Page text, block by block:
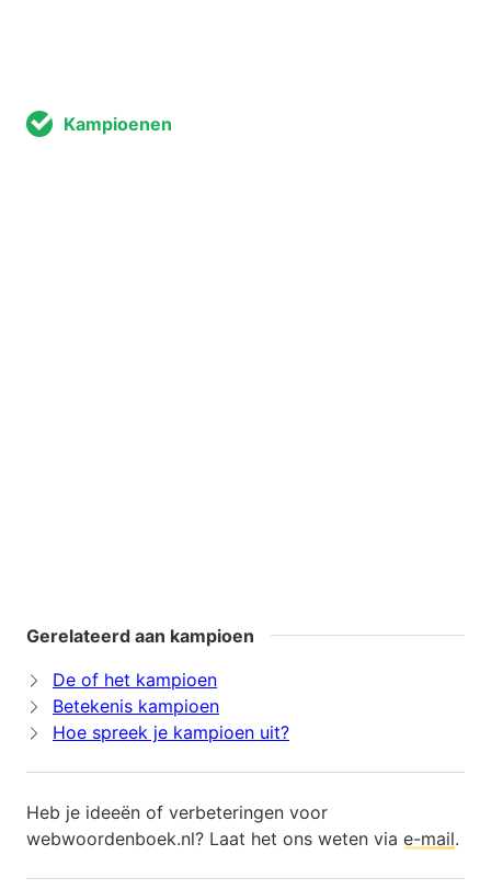
Kampioenen
Gerelateerd aan kampioen
De of het kampioen
Betekenis kampioen
Hoe spreek je kampioen uit?
Heb je ideeën of verbeteringen voor
webwoordenboek.nl? Laat het ons weten via e-mail.